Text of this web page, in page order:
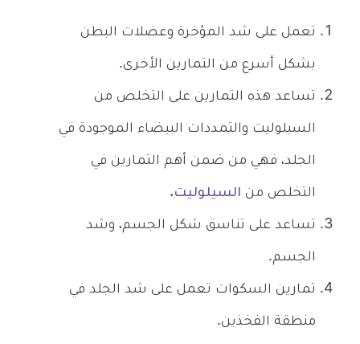
تعمل على شد المؤخرة وعضلات البطن
بشكل أسرع من التمارين الأخرى.
تساعد هذه التمارين على التخلص من
السيلوليت والتمددات البيضاء الموجودة في
الجلد، فهي من ضمن أهم التمارين في
التخلص من السيلوليت.
تساعد على تناسق شكل الجسم، وشد
الجسم.
تمارين السكوات تعمل على شد الجلد في
منطقة الفخذين.